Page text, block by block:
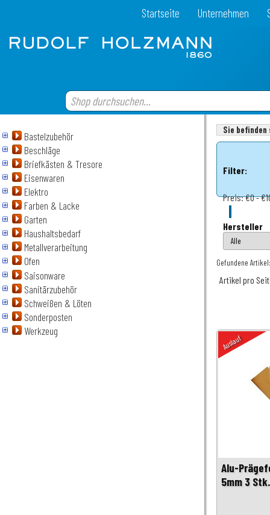
Startseite Unternehmen
Bastelzubehör
Beschläge
Briefkästen & Tresore
Eisenwaren
Elektro
Farben & Lacke
Garten
Haushaltsbedarf
Metallverarbeitung
Ofen
Saisonware
Sanitärzubehör
Schweißen & Löten
Sonderposten
Werkzeug
Sie
Filter:
Preis:€0 -
Hersteller
Gefundene
Artikel pro
Auslauf
Alu-
5mm 3